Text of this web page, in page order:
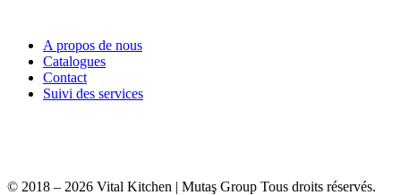
A propos de nous
Catalogues
Contact
Suivi des services
© 2018 – 2026 Vital Kitchen | Mutaş Group Tous droits réservés.